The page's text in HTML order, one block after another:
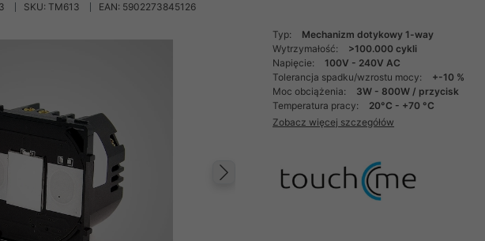
SKU: TM613 EAN: 5902273845126
Następny
Typ:
Mechanizm dotykowy 1-way
Wytrzymałość:
>100.000 cykli
Napięcie:
100V - 240V AC
Tolerancja spadku/wzrostu mocy:
+-10 %
Moc obciążenia:
3W - 800W / przycisk
Temperatura pracy:
20°C - +70 °C
Zobacz więcej szczegółów